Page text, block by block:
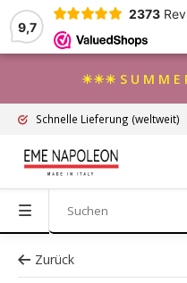
9,7
2373
☀☀☀ S U M M E
Schnelle Lieferung (weltweit)
Zurück